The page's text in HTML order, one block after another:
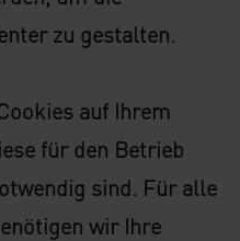
zu gestalten.
auf Ihrem
für den Betrieb
sind. Für alle
wir Ihre